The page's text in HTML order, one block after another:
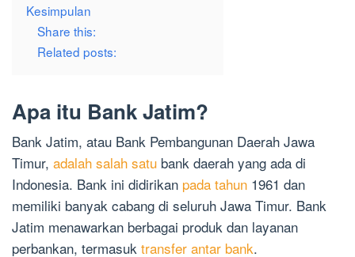
Kesimpulan
Share this:
Related posts:
Apa itu Bank Jatim?
Bank Jatim, atau Bank Pembangunan Daerah Jawa
Timur, adalah salah satu bank daerah yang ada di
Indonesia. Bank ini didirikan pada tahun 1961 dan
memiliki banyak cabang di seluruh Jawa Timur. Bank
Jatim menawarkan berbagai produk dan layanan
perbankan, termasuk transfer antar bank.